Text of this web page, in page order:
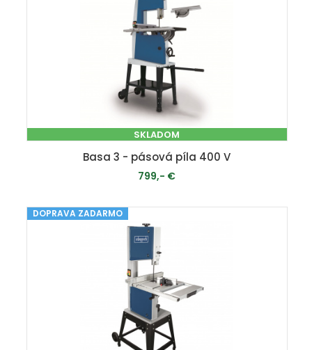
SKLADOM
Basa 3 - pásová píla 400 V
799,- €
PRIDAŤ DO KOŠÍKA
DOPRAVA ZADARMO